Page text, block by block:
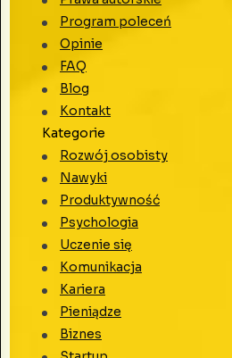
Program poleceń
Opinie
FAQ
Blog
Kontakt
Kategorie
Rozwój osobisty
Nawyki
Produktywność
Psychologia
Uczenie się
Komunikacja
Kariera
Pieniądze
Biznes